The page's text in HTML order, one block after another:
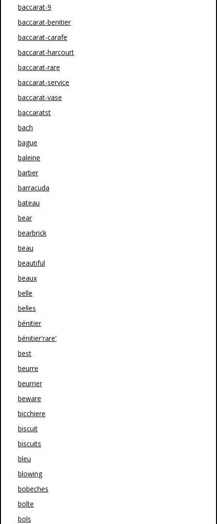
baccarat-9
baccarat-benitier
baccarat-carafe
baccarat-harcourt
baccarat-rare
baccarat-service
baccarat-vase
baccaratst
bach
bague
baleine
barber
barracuda
bateau
bear
bearbrick
beau
beautiful
beaux
belle
belles
bénitier
bénitier'rare'
best
beurre
beurrier
beware
bicchiere
biscuit
biscuits
bleu
blowing
bobeches
boîte
bols